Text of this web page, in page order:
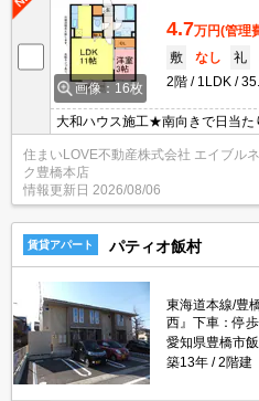
画像：16枚
4.7万円(管理
敷
なし 礼
2階
1LDK
大和ハウス施工★南向きで日当た
明など設備充実1LDK♪インター
せください♪
住まいLOVE不動産株式会社 エイブル
ク豊橋本店
情報更新日 2026/08/06
賃貸アパート パティオ飯村
東海道本線/豊
西』下車：停
愛知県豊橋市
築13年
2階建